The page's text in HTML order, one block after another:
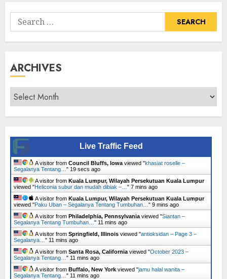
Search
for:
ARCHIVES
Archives
Live Traffic Feed
A visitor from Council Bluffs, Iowa viewed "khasiat roselle –
Segalanya Tentang… " 20 secs ago
A visitor from Kuala Lumpur, Wilayah Persekutuan Kuala Lumpur
viewed "Heliconia subur dan mudah dibiak –… " 7 mins ago
A visitor from Kuala Lumpur, Wilayah Persekutuan Kuala Lumpur
viewed "Paku Uban – Segalanya Tentang Tumbuhan… " 9 mins ago
A visitor from Philadelphia, Pennsylvania viewed "Siantan –
Segalanya Tentang Tumbuhan… " 11 mins ago
A visitor from Springfield, Illinois viewed "antioksidan – Page 3 –
Segalanya… " 11 mins ago
A visitor from Santa Rosa, California viewed "October 2023 –
Segalanya Tentang… " 11 mins ago
A visitor from Buffalo, New York viewed "jamu halal wanita –
Segalanya Tentang… " 11 mins ago